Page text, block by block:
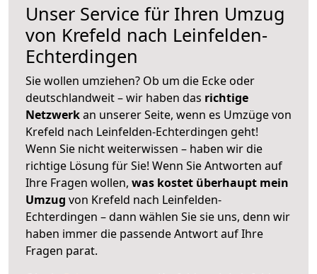
Unser Service für Ihren Umzug
von Krefeld nach Leinfelden-
Echterdingen
Sie wollen umziehen? Ob um die Ecke oder
deutschlandweit – wir haben das richtige
Netzwerkan unserer Seite, wenn es Umzüge von
Krefeld nach Leinfelden-Echterdingen geht!
Wenn Sie nicht weiterwissen – haben wir die
richtige Lösung für Sie! Wenn Sie Antworten auf
Ihre Fragen wollen, was kostet überhaupt mein
Umzug von Krefeld nach Leinfelden-
Echterdingen – dann wählen Sie sie uns, denn wir
haben immer die passende Antwort auf Ihre
Fragen parat.